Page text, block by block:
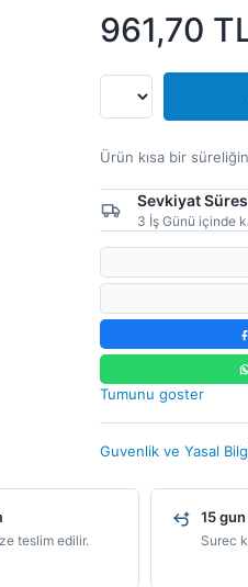
961,70
Ürün kısa bir
Sevkiyat
3 İş Günü içinde
Tumunu goster
Guvenlik ve Yasal
teslim edilir.
15
Surec